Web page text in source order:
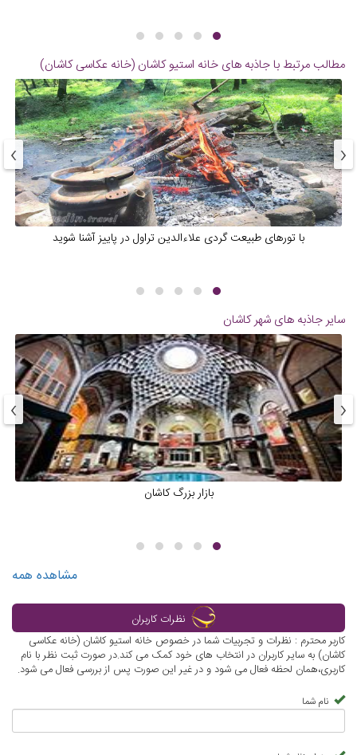
مطالب مرتبط با جاذبه های خانه استیو کاشان (خانه عکاسی کاشان)
با تورهای طبیعت گردی علاءالدین تراول در پاییز آشنا شوید
‹
›
سایر جاذبه های شهرکاشان
بازار بزرگ کاشان
‹
›
مشاهده همه
نظرات کاربران
کاربر محترم : نظرات و تجربیات شما در خصوص خانه استیو کاشان (خانه عکاسی
کاشان) به سایر کاربران در انتخاب های خود کمک می کند.در صورت ثبت نظر با نام
کاربری،همان لحظه فعال می شود و در غیر این صورت پس از بررسی فعال می شود.
نام شما